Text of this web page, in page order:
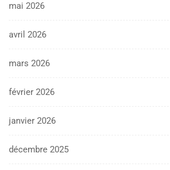
mai 2026
avril 2026
mars 2026
février 2026
janvier 2026
décembre 2025